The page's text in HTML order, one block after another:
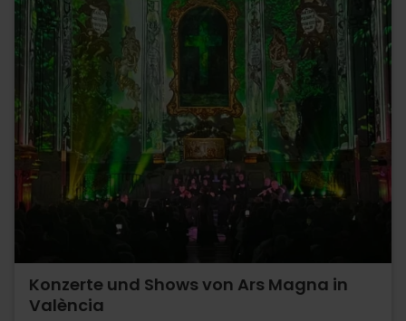
Konzerte und Shows von Ars Magna in
València